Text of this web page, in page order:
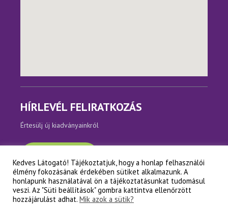
HÍRLEVÉL FELIRATKOZÁS
Értesülj új kiadványainkról
Copyright © Napfényes Élet Alapítvány
Kedves Látogató! Tájékoztatjuk, hogy a honlap felhasználói
élmény fokozásának érdekében sütiket alkalmazunk. A
honlapunk használatával ön a tájékoztatásunkat tudomásul
veszi. Az "Süti beállítások" gombra kattintva ellenőrzött
hozzájárulást adhat. Mik azok a sütik?